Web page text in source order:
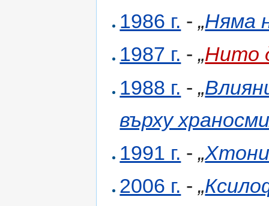
1986 г. -„Няма
1987 г. -„Нито
1988 г. -„
върху
1991 г. -„
2006 г. -„